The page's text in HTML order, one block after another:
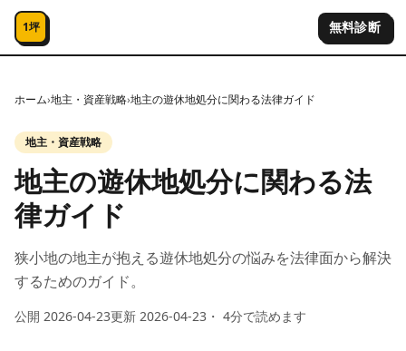
コンテンツへスキップ
1坪 無料診断
ホーム›地主・資産戦略›地主の遊休地処分に関わる法律ガイド
地主・資産戦略
地主の遊休地処分に関わる法
律ガイド
狭小地の地主が抱える遊休地処分の悩みを法律面から解決
するためのガイド。
公開 2026-04-23更新 2026-04-23 ・ 4分で読めます